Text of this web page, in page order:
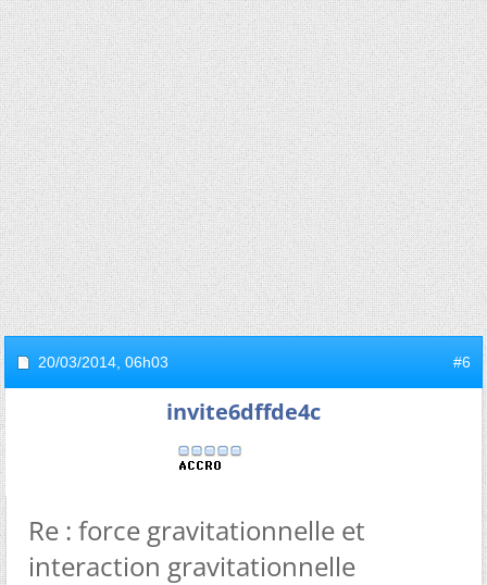
20/03/2014, 06h03 #6
invite6dffde4c
Re : force gravitationnelle et
interaction gravitationnelle